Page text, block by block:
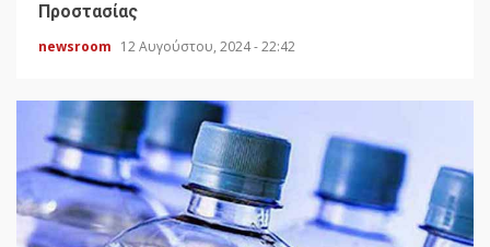
Προστασίας
newsroom 12 Αυγούστου, 2024 - 22:42